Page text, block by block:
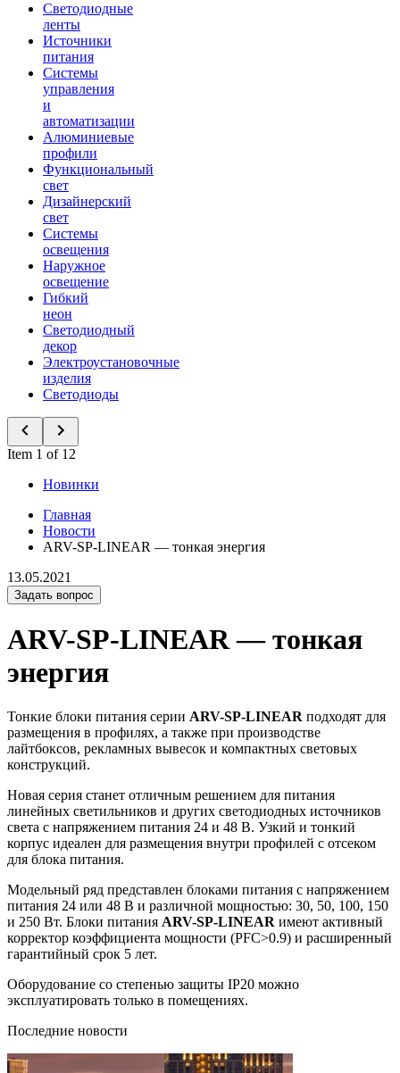
Светодиодные
ленты
Источники
питания
Системы
управления
и
автоматизации
Алюминиевые
профили
Функциональный
свет
Дизайнерский
свет
Системы
освещения
Наружное
освещение
Гибкий
неон
Светодиодный
декор
Электроустановочные
изделия
Светодиоды
Item 1 of 12
Новинки
Главная
Новости
ARV-SP-LINEAR — тонкая энергия
13.05.2021
Задать вопрос
ARV-SP-LINEAR — тонкая
энергия
Тонкие блоки питания серии ARV-SP-LINEAR подходят для
размещения в профилях, а также при производстве
лайтбоксов, рекламных вывесок и компактных световых
конструкций.
Новая серия станет отличным решением для питания
линейных светильников и других светодиодных источников
света с напряжением питания 24 и 48 В. Узкий и тонкий
корпус идеален для размещения внутри профилей с отсеком
для блока питания.
Модельный ряд представлен блоками питания с напряжением
питания 24 или 48 В и различной мощностью: 30, 50, 100, 150
и 250 Вт. Блоки питания ARV-SP-LINEAR имеют активный
корректор коэффициента мощности (PFC>0.9) и расширенный
гарантийный срок 5 лет.
Оборудование со степенью защиты IP20 можно
эксплуатировать только в помещениях.
Последние новости